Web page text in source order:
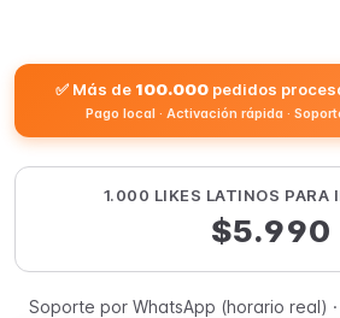
✅ Más de 100.000pedidos
Pago local · Activación rápida ·
1.000 LIKES LATINOS PARA
$5.990
Soporte por WhatsApp (horario real)